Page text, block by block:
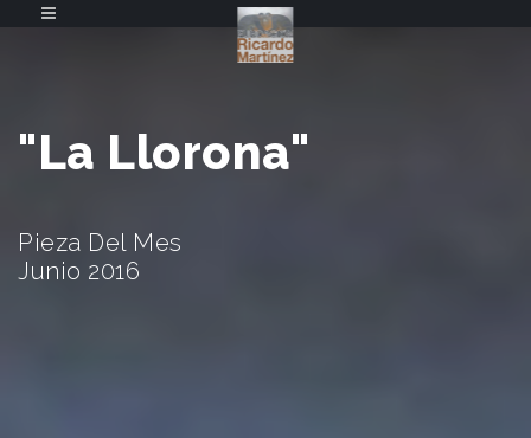
"La Llorona"
Pieza Del Mes
Junio 2016